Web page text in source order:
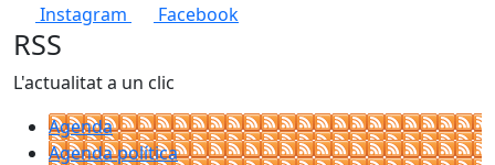
Instagram Facebook
RSS
L'actualitat a un clic
Agenda
Agenda política